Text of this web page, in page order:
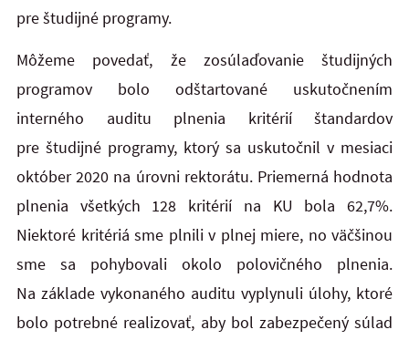
pre študijné programy.
Môžeme povedať, že zosúlaďovanie študijných
programov bolo odštartované uskutočnením
interného auditu plnenia kritérií štandardov
pre študijné programy, ktorý sa uskutočnil v mesiaci
október 2020 na úrovni rektorátu. Priemerná hodnota
plnenia všetkých 128 kritérií na KU bola 62,7%.
Niektoré kritériá sme plnili v plnej miere, no väčšinou
sme sa pohybovali okolo polovičného plnenia.
Na základe vykonaného auditu vyplynuli úlohy, ktoré
bolo potrebné realizovať, aby bol zabezpečený súlad